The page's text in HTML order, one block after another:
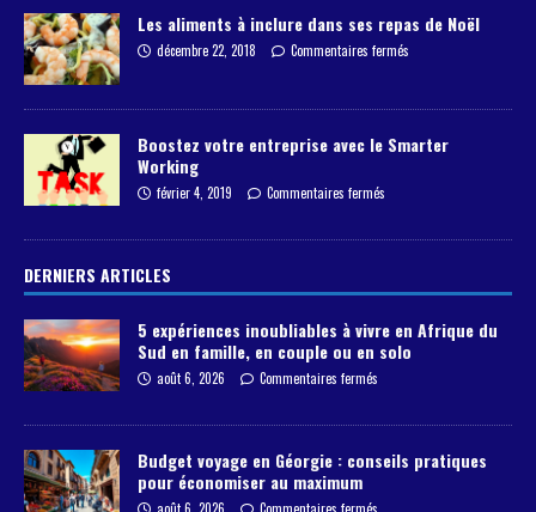
Les aliments à inclure dans ses repas de Noël
décembre 22, 2018 Commentaires fermés
Boostez votre entreprise avec le Smarter
Working
février 4, 2019 Commentaires fermés
DERNIERS ARTICLES
5 expériences inoubliables à vivre en Afrique du
Sud en famille, en couple ou en solo
août 6, 2026 Commentaires fermés
Budget voyage en Géorgie : conseils pratiques
pour économiser au maximum
août 6, 2026 Commentaires fermés